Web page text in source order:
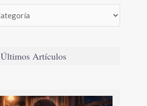
Últimos Artículos